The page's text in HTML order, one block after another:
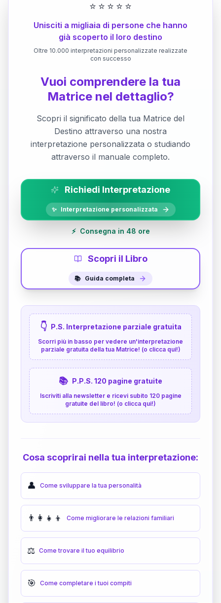
⭐ ⭐ ⭐ ⭐ ⭐
Unisciti a migliaia di persone che hanno
già scoperto il loro destino
Oltre 10.000 interpretazioni personalizzate realizzate
con successo
Vuoi comprendere la tua
Matrice nel dettaglio?
Scopri il significato della tua Matrice del
Destino attraverso una nostra
interpretazione personalizzata o studiando
attraverso il manuale completo.
Richiedi Interpretazione
✨ Interpretazione personalizzata
⚡ Consegna in 48 ore
Scopri il Libro
📚 Guida completa
👇 P.S. Interpretazione parziale gratuita
Scorri più in basso per vedere un'interpretazione
parziale gratuita della tua Matrice! (o clicca qui!)
📚 P.P.S. 120 pagine gratuite
Iscriviti alla newsletter e ricevi subito 120 pagine
gratuite del libro! (o clicca qui!)
Cosa scoprirai nella tua interpretazione:
👤 Come sviluppare la tua personalità
👨‍👩‍👧‍👦 Come migliorare le relazioni familiari
⚖️ Come trovare il tuo equilibrio
🎯 Come completare i tuoi compiti